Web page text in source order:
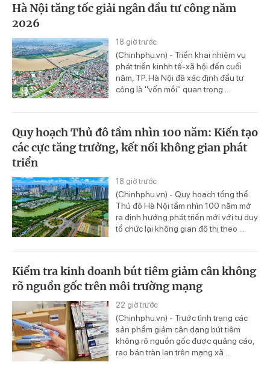
Hà Nội tăng tốc giải ngân đầu tư công năm
2026
18 giờ trước
(Chinhphu.vn) - Triển khai nhiệm vụ
phát triển kinhh tế-xã hội đến cuối
năm, TP. Hà Nội đã xác định đầu tư
công là "vốn mồi" quan trọng ...
Quy hoạch Thủ đô tầm nhìn 100 năm: Kiến tạo
các cực tăng trưởng, kết nối không gian phát
triển
18 giờ trước
(Chinhphu.vn) - Quy hoạch tổng thể
Thủ đô Hà Nội tầm nhìn 100 năm mở
ra định hướng phát triển mới với tư duy
tổ chức lại không gian đô thị theo ...
Kiểm tra kinh doanh bút tiêm giảm cân không
rõ nguồn gốc trên môi trường mạng
22 giờ trước
(Chinhphu.vn) - Trước tình trạng các
sản phẩm giảm cân dạng bút tiêm
không rõ nguồn gốc được quảng cáo,
rao bán tràn lan trên mạng xã ...